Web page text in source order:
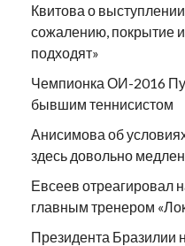
Квитова о
сожалению, покрытие
подходят»
Чемпионка ОИ-2016
бывшим теннисистом
Анисимова об
здесь довольно
Евсеев отреагировал
главным тренером
Президента Бразилии